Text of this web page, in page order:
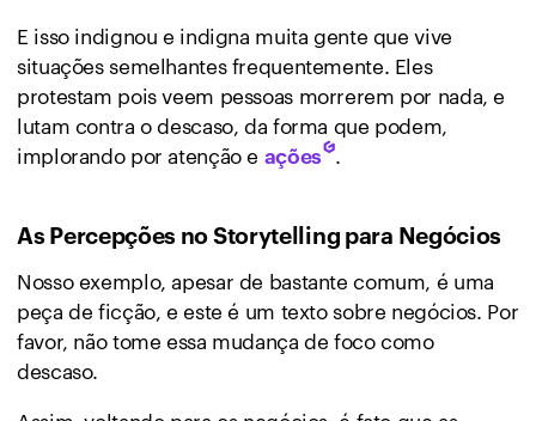
E isso indignou e indigna muita gente que vive
situações semelhantes frequentemente. Eles
protestam pois veem pessoas morrerem por nada, e
lutam contra o descaso, da forma que podem,
implorando por atenção e ações .
As Percepções no Storytelling para Negócios
Nosso exemplo, apesar de bastante comum, é uma
peça de ficção, e este é um texto sobre negócios. Por
favor, não tome essa mudança de foco como
descaso.